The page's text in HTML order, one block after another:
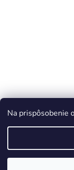
Na prispôsobenie